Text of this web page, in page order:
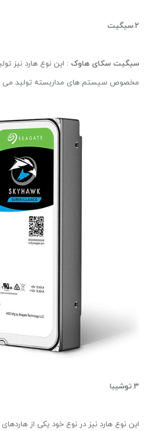
2.سیگیت
سیگیت سکای هاوک : این نوع هارد
مخصوص سیستم های مداربسته تولید می
3.توشیبا
این نوع هارد نیز در نوع خود یکی از